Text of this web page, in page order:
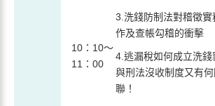
10：10～
11：00
3.洗錢防制法對稽徵實
作及查帳勾稽的衝擊
4.逃漏稅如何成立洗錢
與刑法沒收制度又有何
聯！